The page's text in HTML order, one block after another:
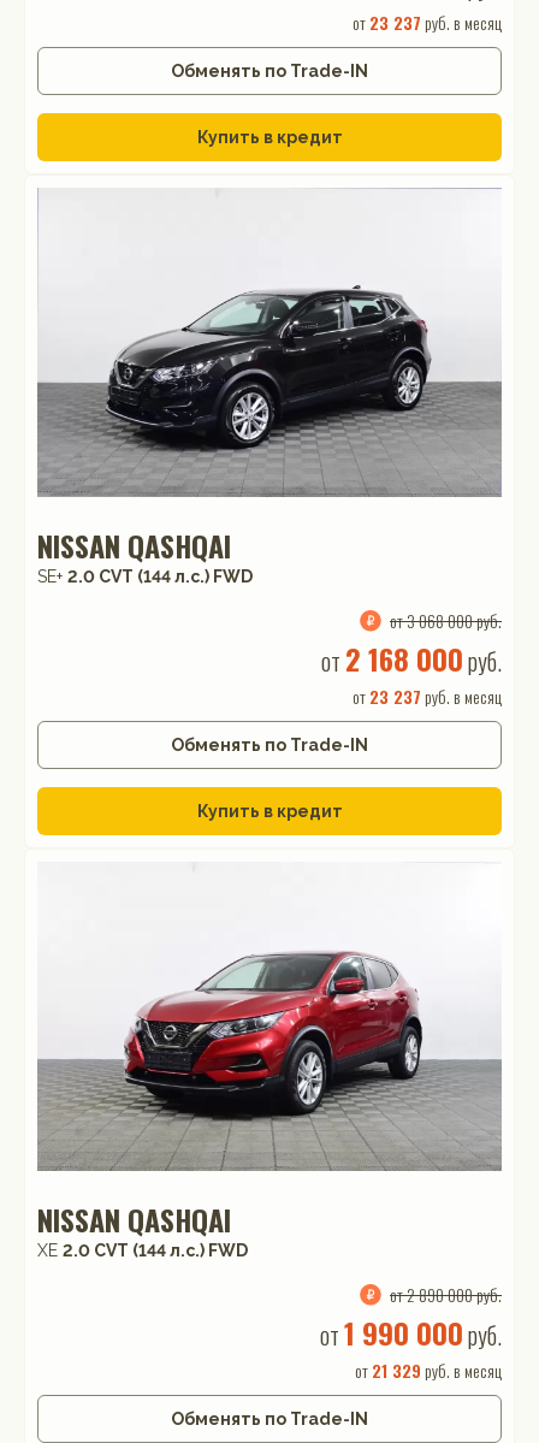
от23 237 руб. в месяц
Обменять по Trade-IN
Купить в кредит
NISSAN QASHQAI
SE+ 2.0 CVT (144 л.с.) FWD
от 3 068 000 руб.
от 2 168 000руб.
от23 237 руб. в месяц
Обменять по Trade-IN
Купить в кредит
NISSAN QASHQAI
XE 2.0 CVT (144 л.с.) FWD
от 2 890 000 руб.
от1 990 000руб.
от21 329 руб. в месяц
Обменять по Trade-IN